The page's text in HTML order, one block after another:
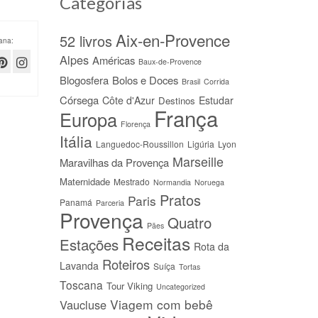
52 livros Aix-en-Provence
Alpes Américas Baux-de-Provence
Blogosfera Bolos e Doces Brasil Corrida
Córsega Côte d'Azur Destinos Estudar
Europa Florença França
Itália Languedoc-Roussillon Ligúria Lyon
Maravilhas da Provença Marseille
Maternidade Mestrado Normandia Noruega
Panamá Parceria Paris Pratos
Provença Pães Quatro
Estações Receitas Rota da
Lavanda Roteiros Suíça Tortas
Toscana Tour Viking Uncategorized
Vaucluse Viagem com bebê